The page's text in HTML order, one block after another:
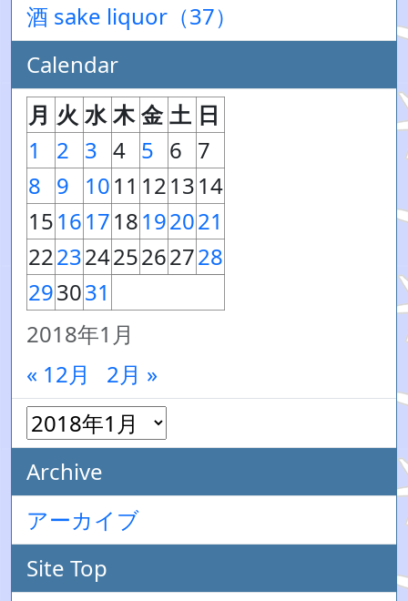
酒 sake liquor（37）
Calendar
2018年1月
月 火 水 木 金 土 日
1
2 3 4 5 6 7
8 9 1011 121314
15161718192021
22232425262728
293031
« 12月 2月 »
Archive
アーカイブ
Site Top